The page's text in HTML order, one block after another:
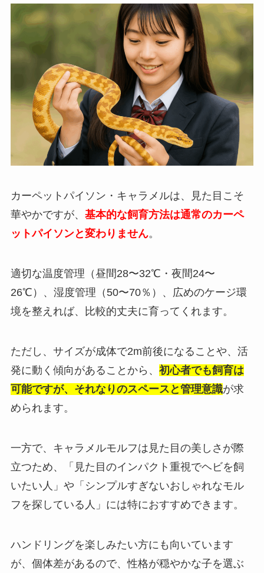
カーペットパイソン・キャラメルは、見た目こそ
華やかですが、 基本的な飼育方法は通常のカーペ
ットパイソンと変わりません。
適切な温度管理（昼間28〜32℃・夜間24〜
26℃）、湿度管理（50〜70％）、広めのケージ環
境を整えれば、比較的丈夫に育ってくれます。
ただし、サイズが成体で2m前後になることや、活
発に動く傾向があることから、 初心者でも飼育は
可能ですが、それなりのスペースと管理意識が求
められます。
一方で、キャラメルモルフは見た目の美しさが際
立つため、「見た目のインパクト重視でヘビを飼
いたい人」や「シンプルすぎないおしゃれなモル
フを探している人」には特におすすめできます。
ハンドリングを楽しみたい方にも向いています
が、個体差があるので、性格が穏やかな子を選ぶ